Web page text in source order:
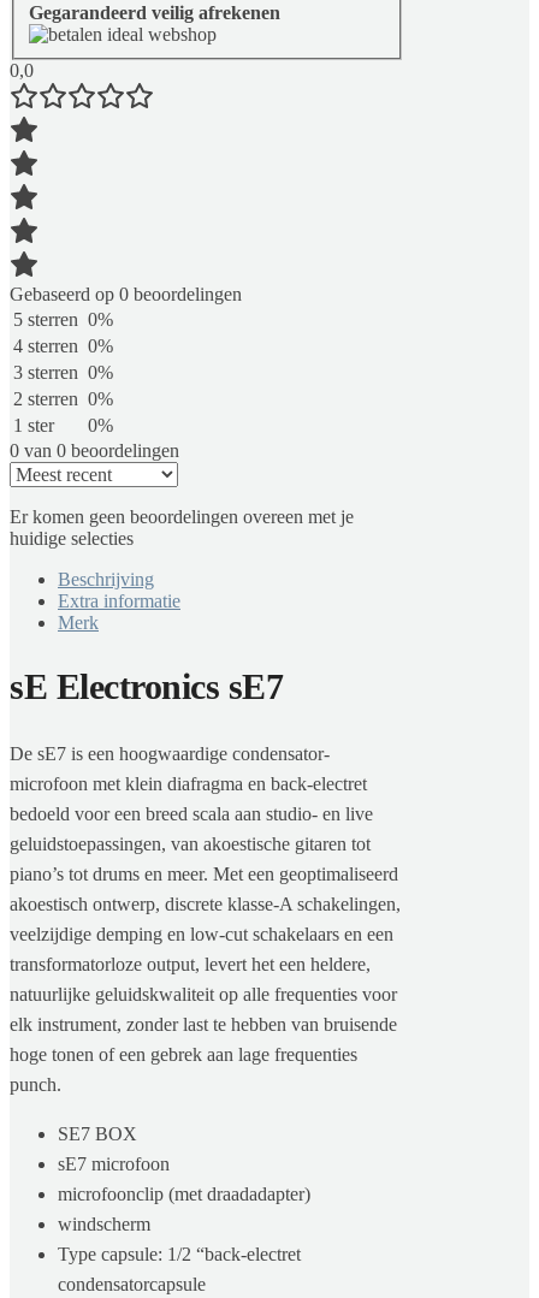
Gegarandeerd veilig afrekenen
0,0
Gebaseerd op 0 beoordelingen
5 sterren 0%
4 sterren 0%
3 sterren 0%
2 sterren 0%
1 ster
0%
0 van 0 beoordelingen
Er komen geen beoordelingen overeen met je
huidige selecties
Beschrijving
Extra informatie
Merk
sE Electronics sE7
De sE7 is een hoogwaardige condensator-
microfoon met klein diafragma en back-electret
bedoeld voor een breed scala aan studio- en live
geluidstoepassingen, van akoestische gitaren tot
piano’s tot drums en meer. Met een geoptimaliseerd
akoestisch ontwerp, discrete klasse-A schakelingen,
veelzijdige demping en low-cut schakelaars en een
transformatorloze output, levert het een heldere,
natuurlijke geluidskwaliteit op alle frequenties voor
elk instrument, zonder last te hebben van bruisende
hoge tonen of een gebrek aan lage frequenties
punch.
SE7 BOX
sE7 microfoon
microfoonclip (met draadadapter)
windscherm
Type capsule: 1/2 “back-electret
condensatorcapsule